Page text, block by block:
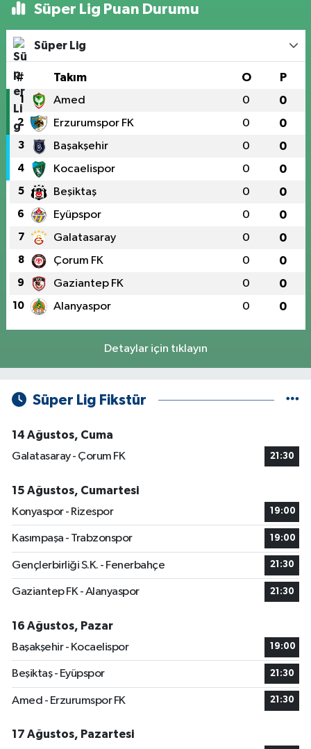
Süper Lig Puan Durumu
Süper Lig
# Takım O P
1 Amed 0 0
2 Erzurumspor FK 0 0
3 Başakşehir 0 0
4 Kocaelispor 0 0
5 Beşiktaş 0 0
6 Eyüpspor 0 0
7 Galatasaray 0 0
8 Çorum FK 0 0
9 Gaziantep FK 0 0
10 Alanyaspor 0 0
Detaylar için tıklayın
Süper Lig Fikstür
14 Ağustos, Cuma
Galatasaray - Çorum FK
21:30
15 Ağustos, Cumartesi
Konyaspor - Rizespor
19:00
Kasımpaşa - Trabzonspor 19:00
Gençlerbirliği S.K. - Fenerbahçe 21:30
Gaziantep FK - Alanyaspor 21:30
16 Ağustos, Pazar
Başakşehir - Kocaelispor
19:00
Beşiktaş - Eyüpspor 21:30
Amed - Erzurumspor FK 21:30
17 Ağustos, Pazartesi